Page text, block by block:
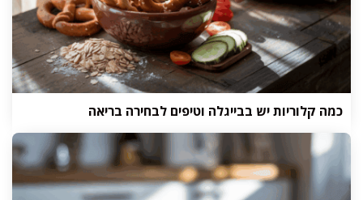
כמה קלוריות יש בבייגלה וטיפים לבחירה בריאה